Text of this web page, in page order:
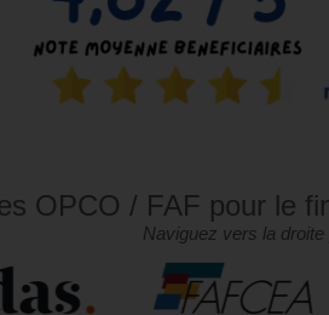
OPCO / FAF pour le
Naviguez vers la